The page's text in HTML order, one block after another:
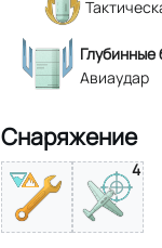
Авиаудар
Снаряжение
4